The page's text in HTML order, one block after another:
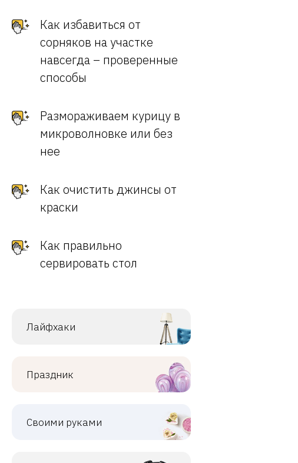
Как избавиться от
сорняков на участке
навсегда – проверенные
способы
Размораживаем курицу в
микроволновке или без
нее
Как очистить джинсы от
краски
Как правильно
сервировать стол
Лайфхаки
Праздник
Своими руками